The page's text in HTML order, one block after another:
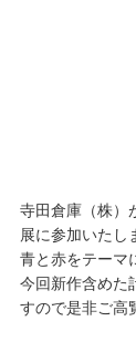
寺田倉庫（株）
展に参加いたし
青と赤をテーマ
今回新作含めた
すので是非ご高